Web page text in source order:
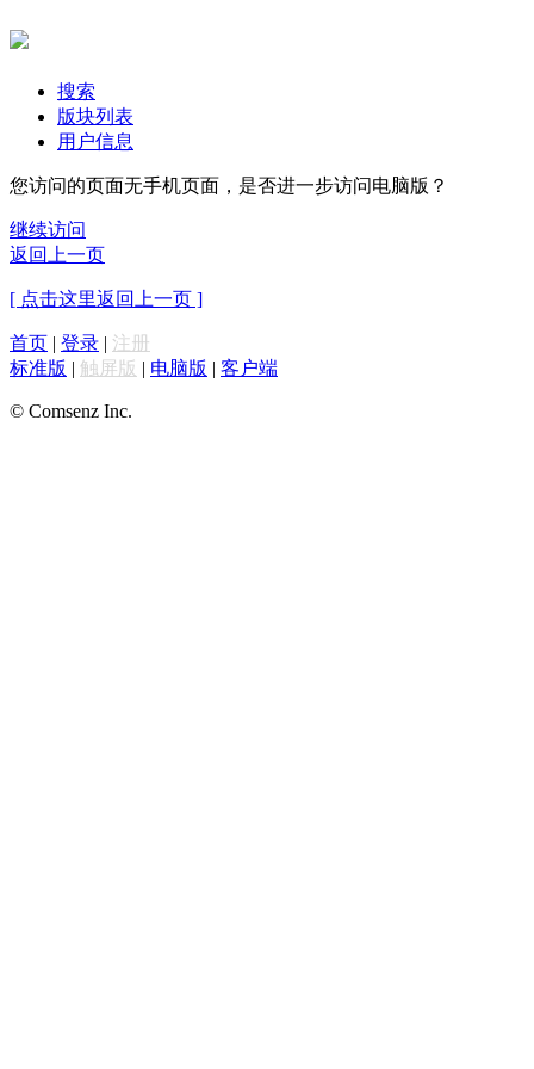
搜索
版块列表
用户信息
您访问的页面无手机页面，是否进一步访问电脑版？
继续访问
返回上一页
[ 点击这里返回上一页 ]
首页 | 登录 | 注册
标准版 | 触屏版 | 电脑版 | 客户端
© Comsenz Inc.